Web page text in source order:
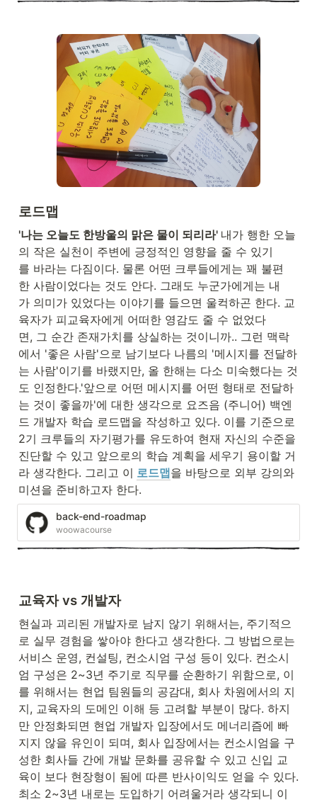
로드맵
'나는 오늘도 한방울의 맑은 물이 되리라' 내가 행한 오늘
의 작은 실천이 주변에 긍정적인 영향을 줄 수 있기
를 바라는 다짐이다. 물론 어떤 크루들에게는 꽤 불편
한 사람이었다는 것도 안다. 그래도 누군가에게는 내
가 의미가 있었다는 이야기를 들으면 울컥하곤 한다. 교
육자가 피교육자에게 어떠한 영감도 줄 수 없었다
면, 그 순간 존재가치를 상실하는 것이니까.. 그런 맥락
에서 '좋은 사람'으로 남기보다 나름의 '메시지를 전달하
는 사람'이기를 바랬지만, 올 한해는 다소 미숙했다는 것
도 인정한다.'앞으로 어떤 메시지를 어떤 형태로 전달하
는 것이 좋을까'에 대한 생각으로 요즈음 (주니어) 백엔
드 개발자 학습 로드맵을 작성하고 있다. 이를 기준으로
2기 크루들의 자기평가를 유도하여 현재 자신의 수준을
진단할 수 있고 앞으로의 학습 계획을 세우기 용이할 거
라 생각한다. 그리고 이 로드맵을 바탕으로 외부 강의와
미션을 준비하고자 한다.
back-end-roadmap
woowacourse
교육자 vs 개발자
현실과 괴리된 개발자로 남지 않기 위해서는, 주기적으
로 실무 경험을 쌓아야 한다고 생각한다. 그 방법으로는
서비스 운영, 컨설팅, 컨소시엄 구성 등이 있다. 컨소시
엄 구성은 2~3년 주기로 직무를 순환하기 위함으로, 이
를 위해서는 현업 팀원들의 공감대, 회사 차원에서의 지
지, 교육자의 도메인 이해 등 고려할 부분이 많다. 하지
만 안정화되면 현업 개발자 입장에서도 메너리즘에 빠
지지 않을 유인이 되며, 회사 입장에서는 컨소시엄을 구
성한 회사들 간에 개발 문화를 공유할 수 있고 신입 교
육이 보다 현장형이 됨에 따른 반사이익도 얻을 수 있다.
최소 2~3년 내로는 도입하기 어려울거라 생각되니 이